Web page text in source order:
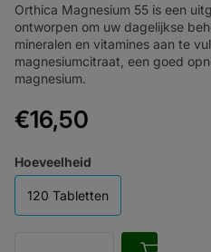
Orthica Magnesium 55 is een
ontworpen om uw dagelijkse
mineralen en vitamines aan te
magnesiumcitraat, een goed
magnesium.
€16,50
Hoeveelheid
120 Tabletten